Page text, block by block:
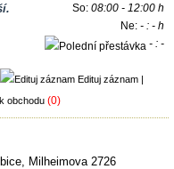
So:08:00 - 12:00 h
Ne:- : - h
- : -
Edituj záznam|
obchodu (0)
Milheimova 2726